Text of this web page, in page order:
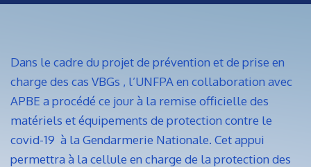
Dans le cadre du projet de prévention et de prise en
charge des cas VBGs , l’UNFPA en collaboration avec
APBE a procédé ce jour à la remise officielle des
matériels et équipements de protection contre le
covid-19 à la Gendarmerie Nationale. Cet appui
permettra à la cellule en charge de la protection des